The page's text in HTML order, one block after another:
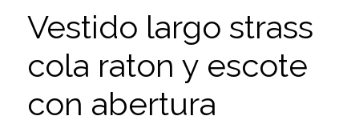
Vestido largo strass
cola raton y escote
con abertura